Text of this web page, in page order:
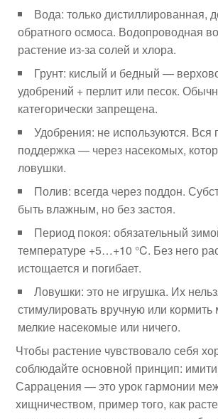
Вода: только дистиллированная,
обратного осмоса. Водопроводная
растение из-за солей и хлора.
Грунт: кислый и бедный —
удобрений + перлит или песок.
категорически запрещена.
Удобрения: не используются. Вся
поддержка — через насекомых,
ловушки.
Полив: всегда через поддон.
быть влажным, но без застоя.
Период покоя: обязательный
температуре +5…+10 °C. Без него
истощается и погибает.
Ловушки: это не игрушка. Их
стимулировать вручную или
мелкие насекомые или ничего.
Чтобы растение чувствовало себя
соблюдайте основной принцип:
Саррацения — это урок гармонии
хищничеством, пример того, как